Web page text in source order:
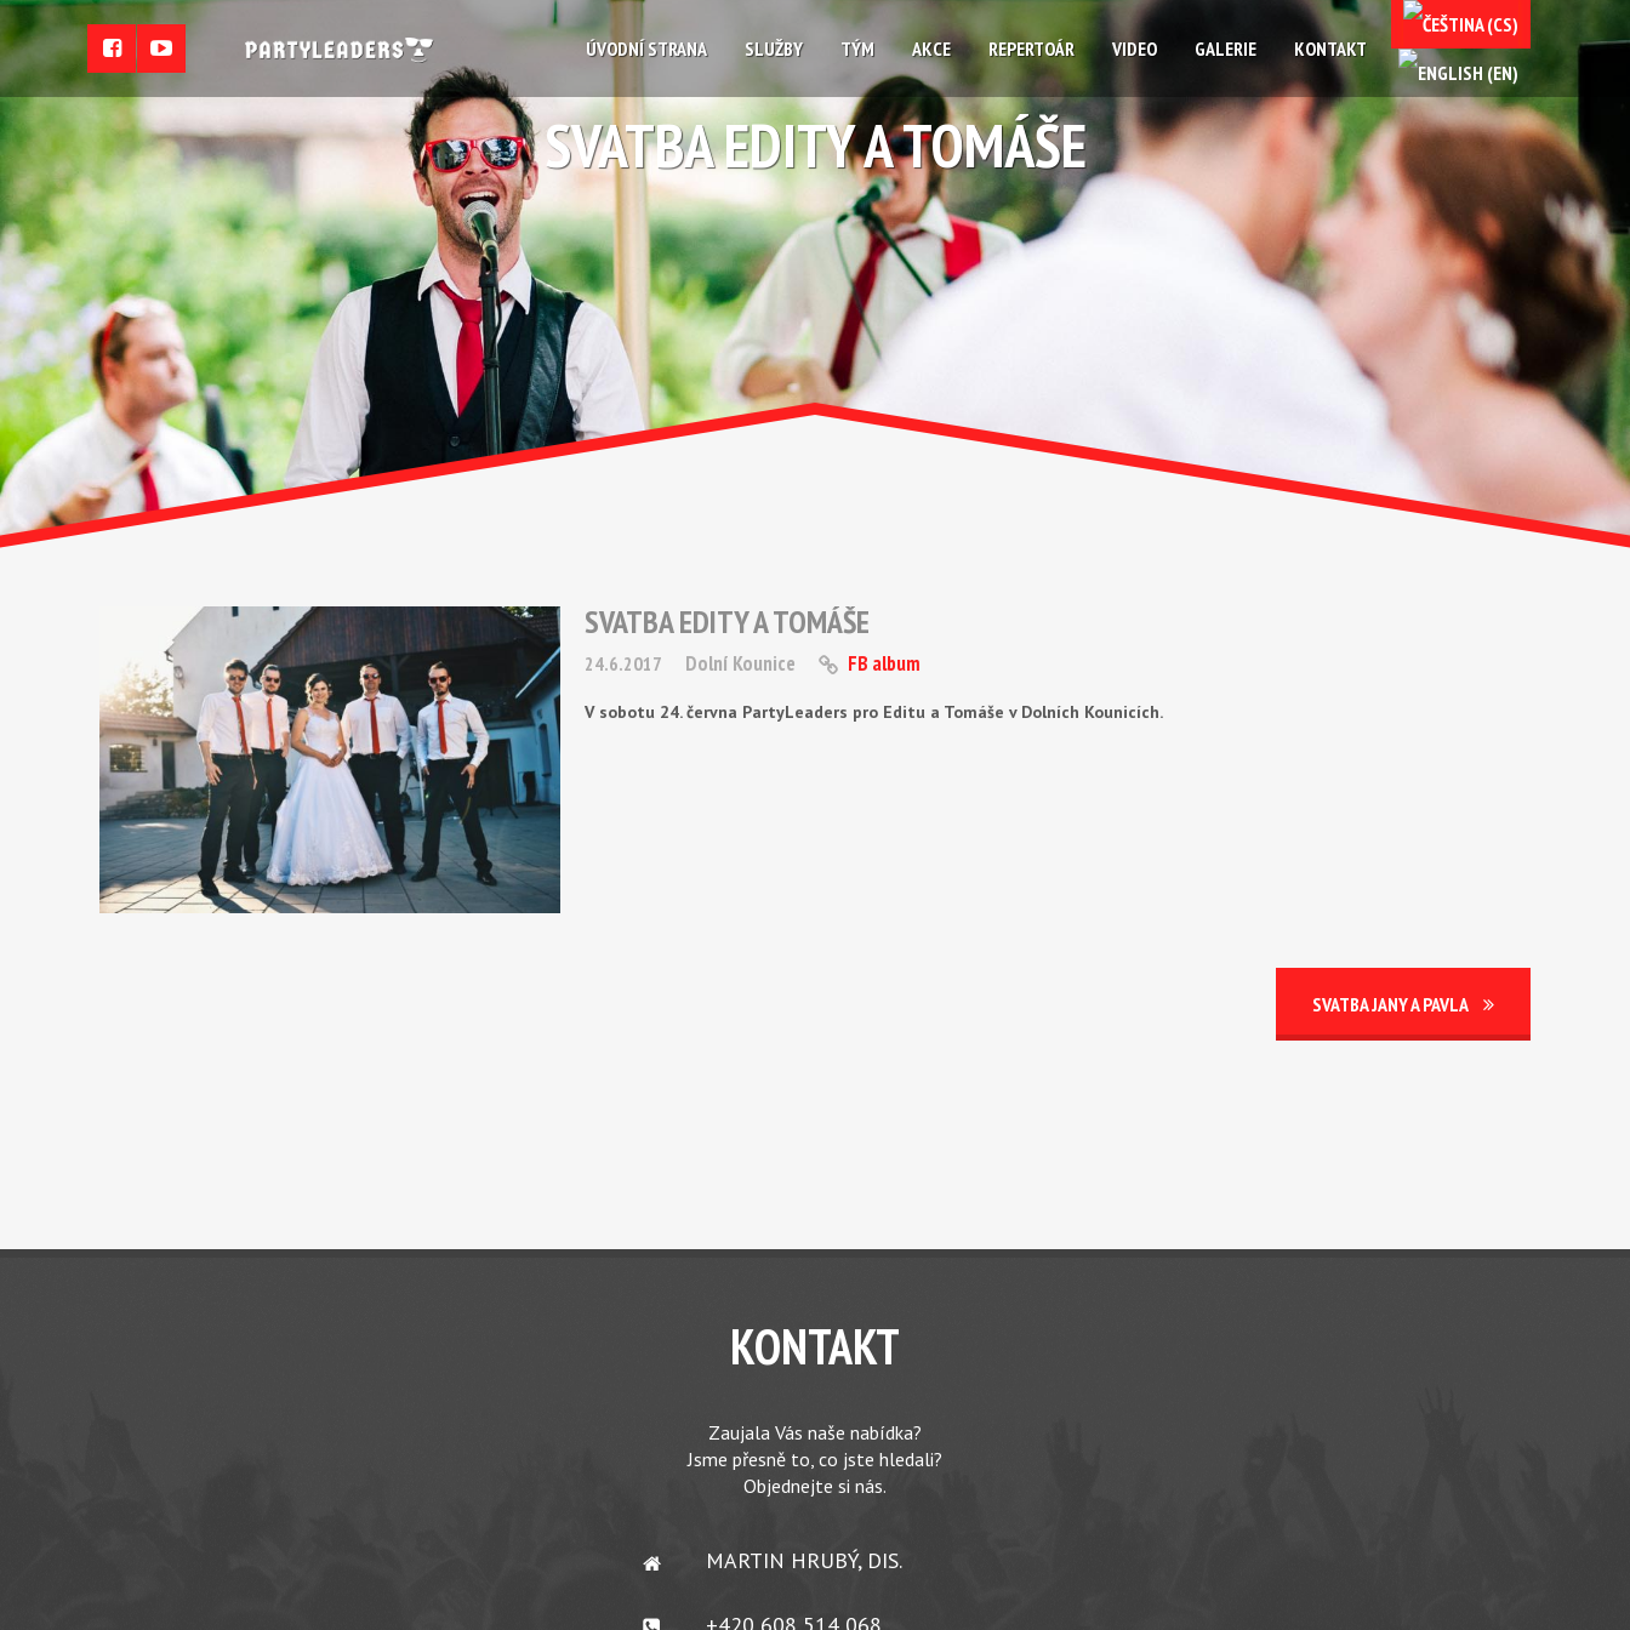
ÚVODNÍ STRANA SLUŽBY TÝM AKCE REPERTOÁR VIDEO GALERIE KONTAKT
SVATBA EDITY A TOMÁŠE
SVATBA EDITY A TOMÁŠE
24.6.2017 Dolní Kounice FB album
V sobotu 24. června PartyLeaders pro Editu a Tomáše v Dolních Kounicích.
SVATBA JANY A PAVLA
KONTAKT
Zaujala Vás naše nabídka?
Jsme přesně to, co jste hledali?
Objednejte si nás.
MARTIN HRUBÝ, DIS.
+420 608 514 068